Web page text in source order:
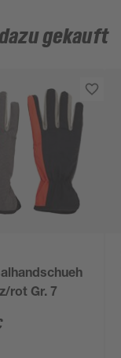
gekauft
rot Gr. 7